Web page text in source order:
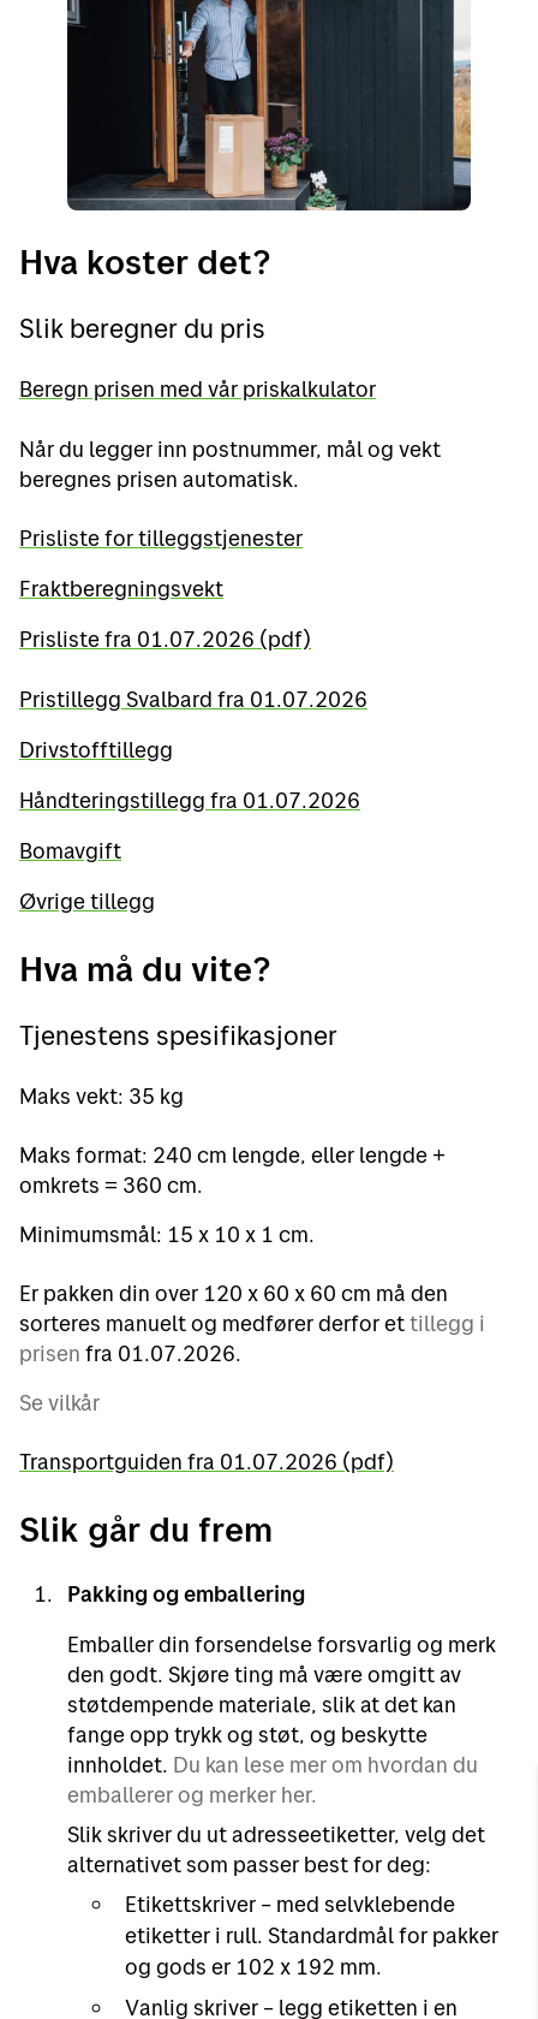
Hva koster det?
Slik beregner du pris
Beregn prisen med vår priskalkulator
Når du legger inn postnummer, mål og vekt
beregnes prisen automatisk.
Prisliste for tilleggstjenester
Fraktberegningsvekt
Prisliste fra 01.07.2026 (pdf)
Pristillegg Svalbard fra 01.07.2026
Drivstofftillegg
Håndteringstillegg fra 01.07.2026
Bomavgift
Øvrige tillegg
Hva må du vite?
Tjenestens spesifikasjoner
Maks vekt: 35 kg
Maks format: 240 cm lengde, eller lengde +
omkrets = 360 cm.
Minimumsmål: 15 x 10 x 1 cm.
Er pakken din over 120 x 60 x 60 cm må den
sorteres manuelt og medfører derfor ettillegg i
prisen fra 01.07.2026.
Se vilkår
Transportguiden fra 01.07.2026 (pdf)
Slik går du frem
Pakking og emballering
Emballer din forsendelse forsvarlig og merk
den godt. Skjøre ting må være omgitt av
støtdempende materiale, slik at det kan
fange opp trykk og støt, og beskytte
innholdet. Du kan lese mer om hvordan du
emballerer og merker her.
Slik skriver du ut adresseetiketter, velg det
alternativet som passer best for deg:
Etikettskriver – med selvklebende
etiketter i rull. Standardmål for pakker
og gods er 102 x 192 mm.
Vanlig skriver – legg etiketten i en